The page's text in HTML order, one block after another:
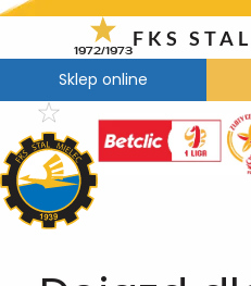
Przejdź
treści
1972/1973
FKS
Sklep online